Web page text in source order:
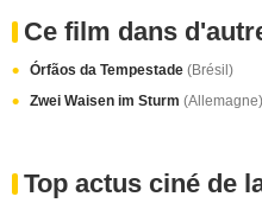
Ce film dans
Órfãos da Tempestade (Brésil)
Zwei Waisen im Sturm (Allemagne)
Top actus ciné de